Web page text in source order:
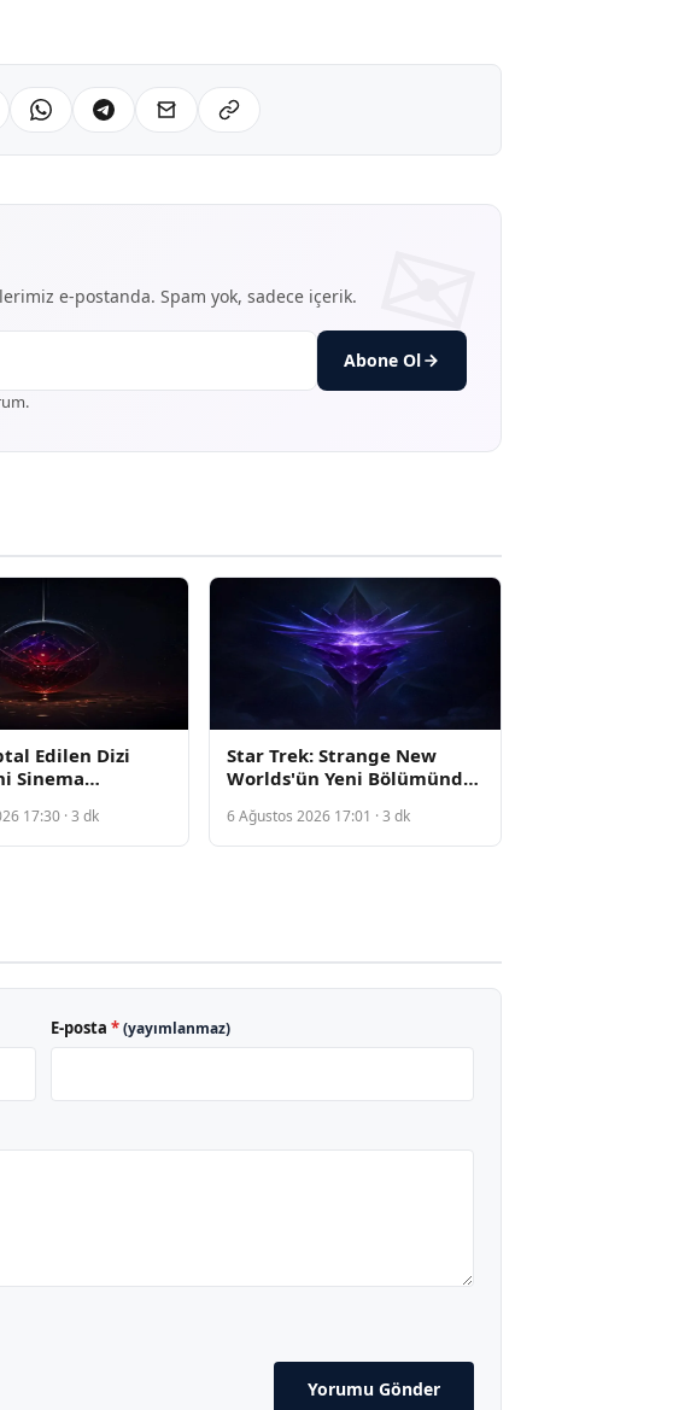
e-postanda. Spam yok, sadece içerik.
Abone Ol
Edilen Dizi
Sinema
17:30 · 3 dk
Star Trek: Strange New
Worlds'ün Yeni Bölümünde
Duruma Düşüyor
6 Ağustos 2026 17:01 · 3 dk
E-posta *(yayımlanmaz)
Yorumu Gönder